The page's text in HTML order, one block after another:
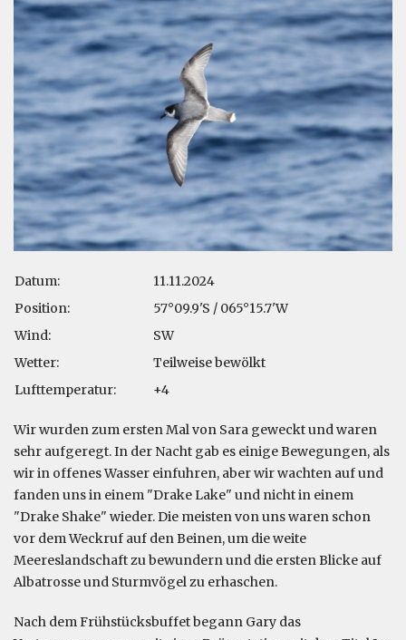
Datum:
11.11.2024
Position:
57°09.9'S / 065°15.7'W
Wind:
SW
Wetter:
Teilweise bewölkt
Lufttemperatur:
+4
Wir wurden zum ersten Mal von Sara geweckt und waren
sehr aufgeregt. In der Nacht gab es einige Bewegungen, als
wir in offenes Wasser einfuhren, aber wir wachten auf und
fanden uns in einem "Drake Lake" und nicht in einem
"Drake Shake" wieder. Die meisten von uns waren schon
vor dem Weckruf auf den Beinen, um die weite
Meereslandschaft zu bewundern und die ersten Blicke auf
Albatrosse und Sturmvögel zu erhaschen.
Nach dem Frühstücksbuffet begann Gary das